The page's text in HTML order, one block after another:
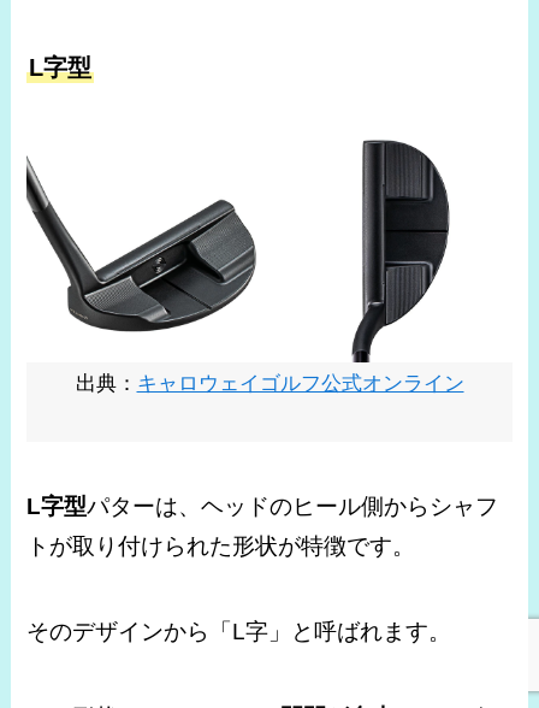
L字型
出典： キャロウェイゴルフ公式オンライン
L字型パターは、ヘッドのヒール側からシャフ
トが取り付けられた形状が特徴です。
そのデザインから「L字」と呼ばれます。